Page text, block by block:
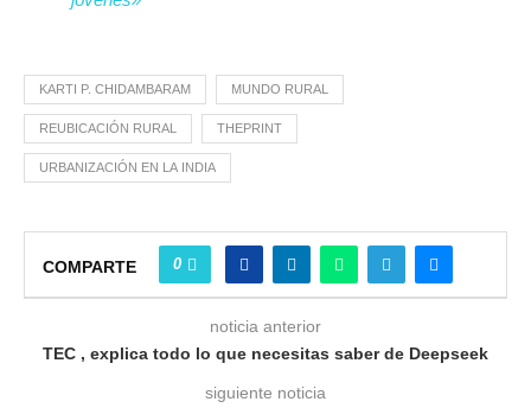
KARTI P. CHIDAMBARAM MUNDO RURAL
REUBICACIÓN RURAL THEPRINT
URBANIZACIÓN EN LA INDIA
COMPARTE 0
noticia anterior
TEC , explica todo lo que necesitas saber de Deepseek
siguiente noticia